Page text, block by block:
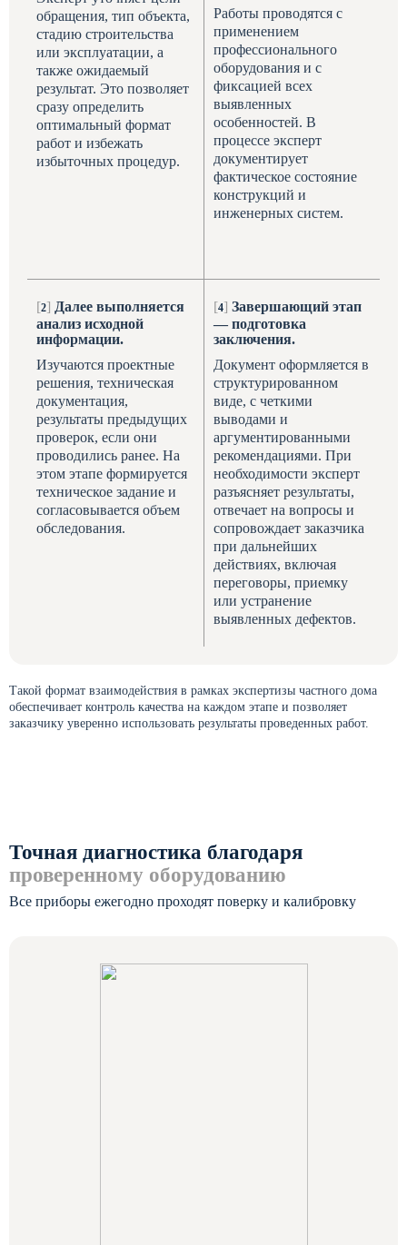
обращения, тип объекта,
стадию строительства
или эксплуатации, а
также ожидаемый
результат. Это позволяет
сразу определить
оптимальный формат
работ и избежать
избыточных процедур.
[ ] Далее выполняется
анализ исходной
информации.
Изучаются проектные
решения, техническая
документация,
результаты предыдущих
проверок, если они
проводились ранее. На
этом этапе формируется
техническое задание и
согласовывается объем
обследования.
Работы проводятся с
применением
профессионального
оборудования и с
фиксацией всех
выявленных
особенностей. В
процессе эксперт
документирует
фактическое состояние
конструкций и
инженерных систем.
[ ] Завершающий этап
— подготовка
заключения.
Документ оформляется в
структурированном
виде, с четкими
выводами и
аргументированными
рекомендациями. При
необходимости эксперт
разъясняет результаты,
отвечает на вопросы и
сопровождает заказчика
при дальнейших
действиях, включая
переговоры, приемку
или устранение
выявленных дефектов.
Такой формат взаимодействия в рамках экспертизы частного дома
обеспечивает контроль качества на каждом этапе и позволяет
заказчику уверенно использовать результаты проведенных работ.
Точная диагностика благодаря
проверенному оборудованию
Все приборы ежегодно проходят поверку и калибровку